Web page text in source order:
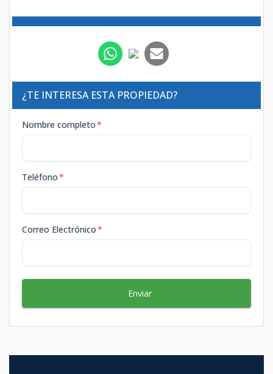
¿TE INTERESA ESTA PROPIEDAD?
Nombre completo*
Teléfono*
Correo Electrónico*
Enviar